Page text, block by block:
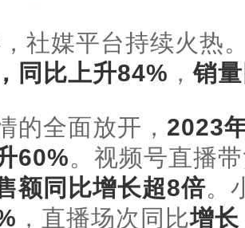
社媒平台持续火热
同比上升84% ，销
的全面放开， 2023
60%。视频号直播
额同比增长超8倍。
，直播场次同比增